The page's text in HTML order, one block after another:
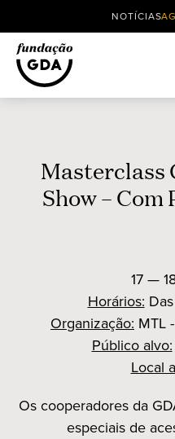
NOTÍCIAS
Masterclass
Show –
17 —
Horários:
Organização: MTL
Público alvo:
Local
Os cooperadores da
especiais de